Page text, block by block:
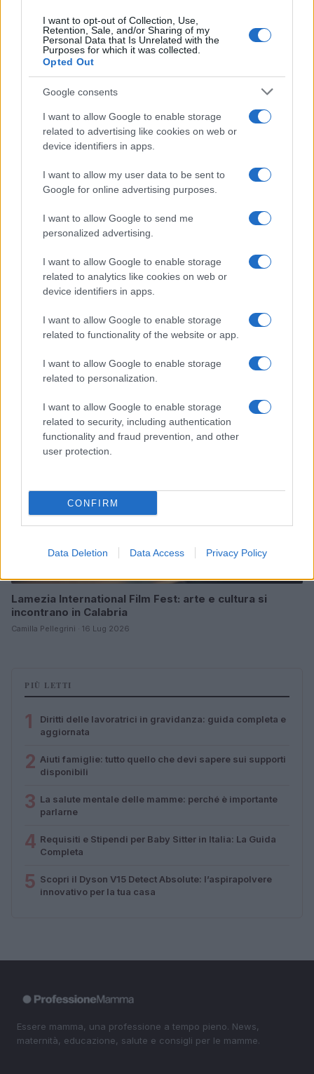
I want to opt-out of Collection, Use,
Retention, Sale, and/or Sharing of my
Personal Data that Is Unrelated with the
Purposes for which it was collected.
Opted Out
Google consents
I want to allow Google to enable storage
related to advertising like cookies on web or
device identifiers in apps.
I want to allow my user data to be sent to
Google for online advertising purposes.
I want to allow Google to send me
personalized advertising.
I want to allow Google to enable storage
related to analytics like cookies on web or
device identifiers in apps.
I want to allow Google to enable storage
related to functionality of the website or app.
I want to allow Google to enable storage
related to personalization.
I want to allow Google to enable storage
related to security, including authentication
functionality and fraud prevention, and other
user protection.
CONFIRM
Data Deletion Data Access Privacy Policy
ICA Milano presenta mostre, concerti e letture per
l’autunno 2026
Matteo Pellegrino · 6 Ago 2026
NEWS E ATTUALITÀ
Codacons denuncia: i problemi che affliggono la Sicilia
Matteo Pellegrino · 25 Lug 2026
NEWS E ATTUALITÀ
Lamezia International Film Fest: arte e cultura si
incontrano in Calabria
Camilla Pellegrini · 16 Lug 2026
PIÙ LETTI
1
Diritti delle lavoratrici in gravidanza: guida completa e
aggiornata
2 Aiuti famiglie: tutto quello che devi sapere sui supporti
disponibili
3 La salute mentale delle mamme: perché è importante
parlarne
4 Requisiti e Stipendi per Baby Sitter in Italia: La Guida
Completa
5 Scopri il Dyson V15 Detect Absolute: l’aspirapolvere
innovativo per la tua casa
Essere mamma, una professione a tempo pieno. News,
maternità, educazione, salute e consigli per le mamme.